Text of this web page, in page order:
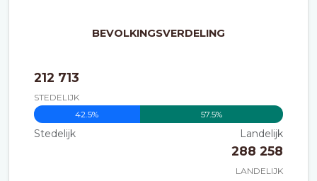
BEVOLKINGSVERDELING
212 713
STEDELIJK
42.5%
57.5%
Stedelijk Landelijk
288 258
LANDELIJK